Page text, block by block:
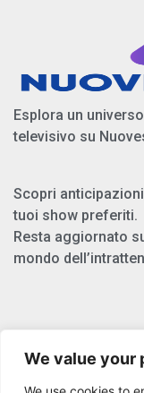
We value your
Esplora un
televisivo su
Scopri
tuoi show preferiti.
Resta aggiornato
mondo